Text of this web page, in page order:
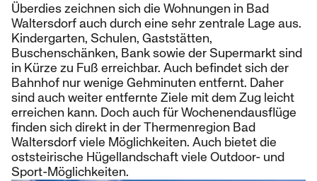
Überdies zeichnen sich die Wohnungen in Bad
Waltersdorf auch durch eine sehr zentrale Lage aus.
Kindergarten, Schulen, Gaststätten,
Buschenschänken, Bank sowie der Supermarkt sind
in Kürze zu Fuß erreichbar. Auch befindet sich der
Bahnhof nur wenige Gehminuten entfernt. Daher
sind auch weiter entfernte Ziele mit dem Zug leicht
erreichen kann. Doch auch für Wochenendausflüge
finden sich direkt in der Thermenregion Bad
Waltersdorf viele Möglichkeiten. Auch bietet die
oststeirische Hügellandschaft viele Outdoor- und
Sport-Möglichkeiten.